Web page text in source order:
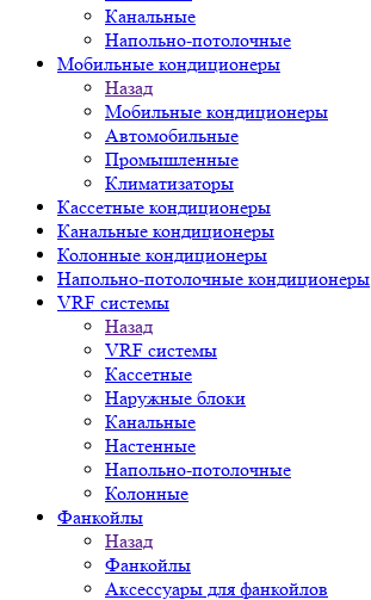
Канальные
Напольно-потолочные
Мобильные кондиционеры
Назад
Мобильные кондиционеры
Автомобильные
Промышленные
Климатизаторы
Кассетные кондиционеры
Канальные кондиционеры
Колонные кондиционеры
Напольно-потолочные кондиционеры
VRF системы
Назад
VRF системы
Кассетные
Наружные блоки
Канальные
Настенные
Напольно-потолочные
Колонные
Фанкойлы
Назад
Фанкойлы
Аксессуары для фанкойлов